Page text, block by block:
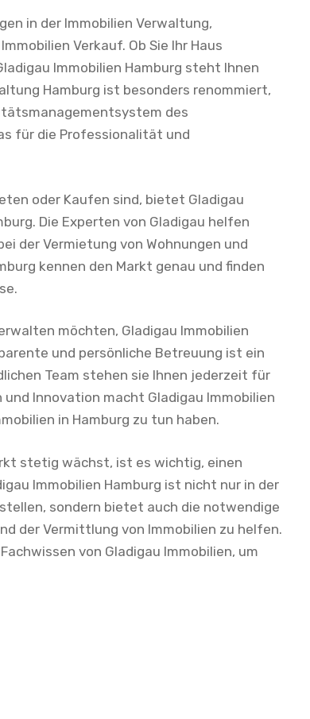
in der Immobilien Verwaltung,
Verkauf. Ob Sie Ihr Haus
Immobilien Hamburg steht Ihnen
Hamburg ist besonders renommiert,
des
für die Professionalität und
oder Kaufen sind, bietet Gladigau
Die Experten von Gladigau helfen
der Vermietung von Wohnungen und
kennen den Markt genau und finden
möchten, Gladigau Immobilien
und persönliche Betreuung ist ein
Team stehen sie Ihnen jederzeit für
Innovation macht Gladigau Immobilien
in Hamburg zu tun haben.
stetig wächst, ist es wichtig, einen
Immobilien Hamburg ist nicht nur in der
sondern bietet auch die notwendige
der Vermittlung von Immobilien zu helfen.
von Gladigau Immobilien, um